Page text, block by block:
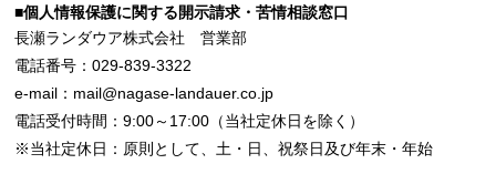
■個人情報保護に関する開示請求・苦情相談窓口
長瀬ランダウア株式会社 営業部
電話番号：029-839-3322
e-mail：mail@nagase-landauer.co.jp
電話受付時間：9:00～17:00（当社定休日を除く）
※当社定休日：原則として、土・日、祝祭日及び年末・年始